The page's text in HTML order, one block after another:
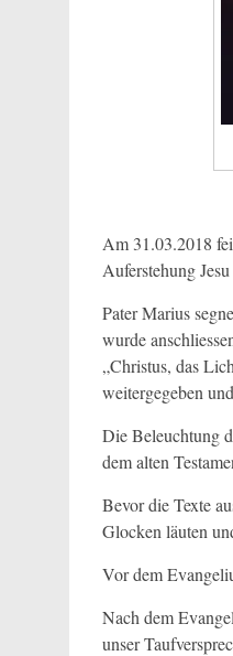
Am 31.03.2018
Auferstehung
Pater Marius
wurde
„Christus, das
weitergegeben
Die Beleuchtung
dem alten
Bevor die Texte
Glocken läuten
Vor dem
Nach dem
unser